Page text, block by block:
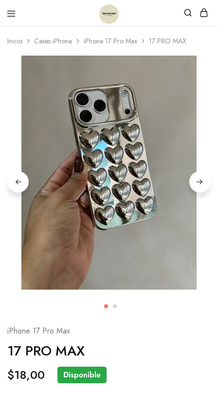
Inicio Cases iPhone iPhone 17 Pro Max 17 PRO MAX
iPhone 17 Pro Max
17 PRO MAX
$18,00 Disponible